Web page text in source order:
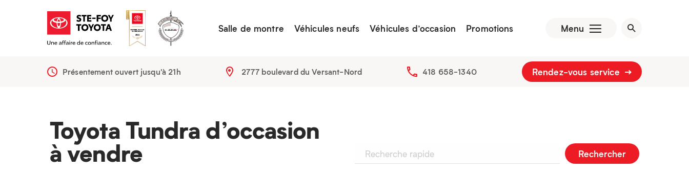
Salle de montre Véhicules neufs Véhicules d’occasion Promotions Menu
Présentement ouvert jusqu'à 21h 2777 boulevard du Versant-Nord 418 658-1340 Rendez-vous service
Toyota Tundra d’occasion
à vendre Rechercher